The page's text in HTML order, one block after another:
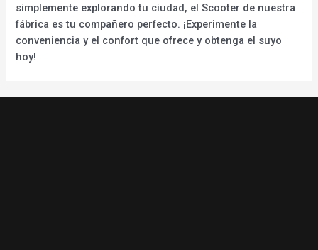
simplemente explorando tu ciudad, el Scooter de nuestra
fábrica es tu compañero perfecto. ¡Experimente la
conveniencia y el confort que ofrece y obtenga el suyo
hoy!